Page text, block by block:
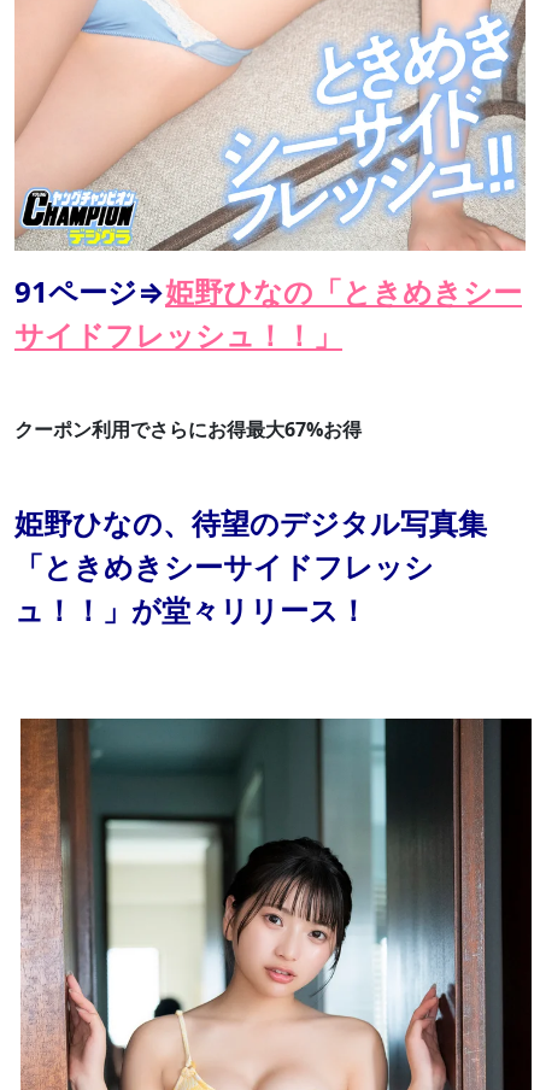
91ページ⇒姫野ひなの「ときめきシー
サイドフレッシュ！！」
クーポン利用でさらにお得最大67%お得
姫野ひなの、待望のデジタル写真集
「ときめきシーサイドフレッシ
ュ！！」が堂々リリース！